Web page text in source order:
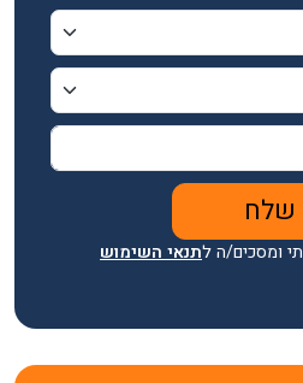
ומסכים/ה לתנאי השימוש